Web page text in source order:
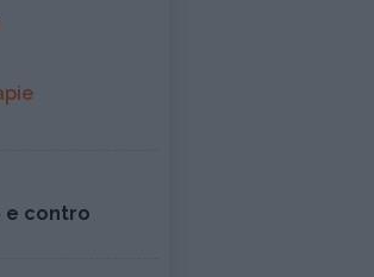
e contro